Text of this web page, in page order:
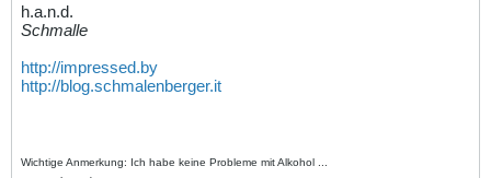
h.a.n.d.
Schmalle
http://impressed.by
http://blog.schmalenberger.it
Wichtige Anmerkung: Ich habe keine Probleme mit Alkohol ...